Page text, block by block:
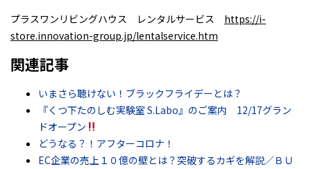
プラスワンリビングハウス レンタルサービス https://i-
store.innovation-group.jp/lentalservice.htm
関連記事
いまさら聴けない！ブラックフライデーとは？
『くつ下たのしむ実験室 S.Labo』のご案内 12/17グラン
ドオープン
どうなる？！アフターコロナ！
EC企業の売上１０億の壁とは？突破するカギを解説／ＢＵ